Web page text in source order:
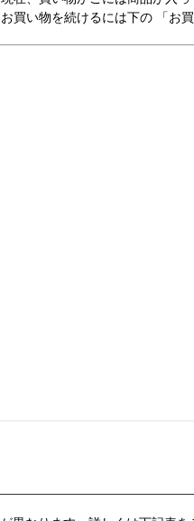
お買い物を続けるには下の 「お